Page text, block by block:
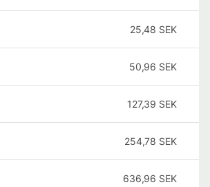
25,48 SEK
50,96 SEK
127,39 SEK
254,78 SEK
636,96 SEK